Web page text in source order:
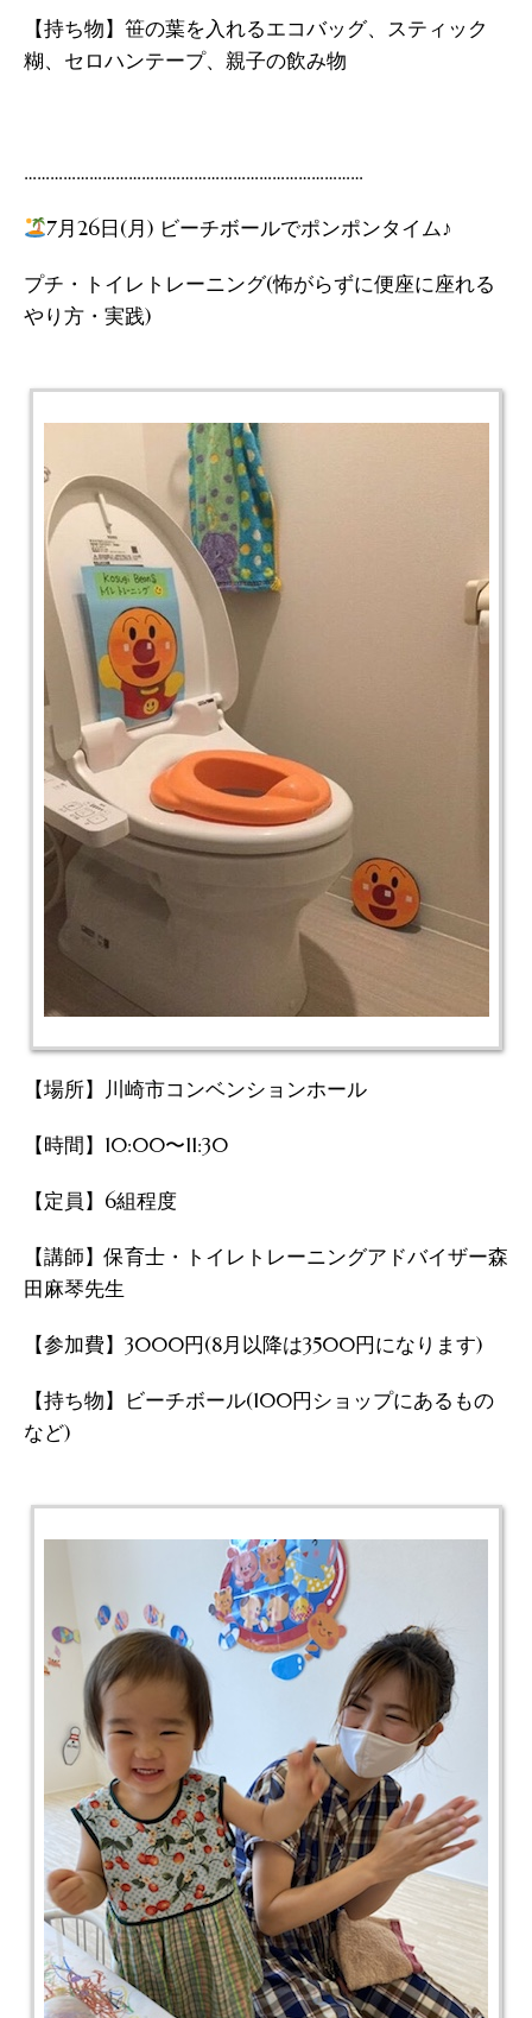
【持ち物】笹の葉を入れるエコバッグ、スティック
糊、セロハンテープ、親子の飲み物
……………………………………………………………………
7月26日(月) ビーチボールでポンポンタイム♪
プチ・トイレトレーニング(怖がらずに便座に座れる
やり方・実践)
【場所】川崎市コンベンションホール
【時間】10:00〜11:30
【定員】6組程度
【講師】保育士・トイレトレーニングアドバイザー森
田麻琴先生
【参加費】3000円(8月以降は3500円になります)
【持ち物】ビーチボール(100円ショップにあるもの
など)